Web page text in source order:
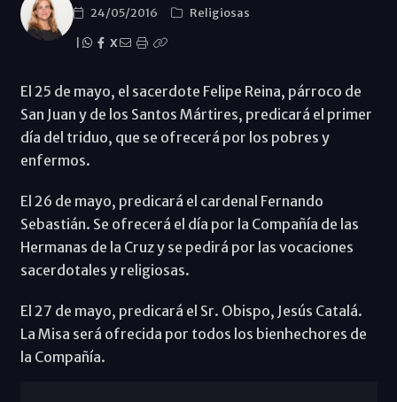
24/05/2016
Religiosas
X
El 25 de mayo, el sacerdote Felipe Reina, párroco de
San Juan y de los Santos Mártires, predicará el primer
día del triduo, que se ofrecerá por los pobres y
enfermos.
El 26 de mayo, predicará el cardenal Fernando
Sebastián. Se ofrecerá el día por la Compañía de las
Hermanas de la Cruz y se pedirá por las vocaciones
sacerdotales y religiosas.
El 27 de mayo, predicará el Sr. Obispo, Jesús Catalá.
La Misa será ofrecida por todos los bienhechores de
la Compañía.